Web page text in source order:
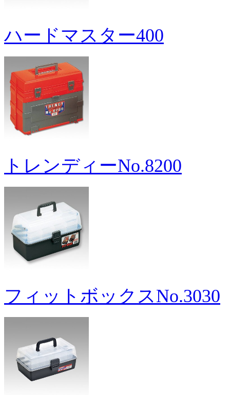
ハードマスター400
トレンディーNo.8200
フィットボックスNo.3030